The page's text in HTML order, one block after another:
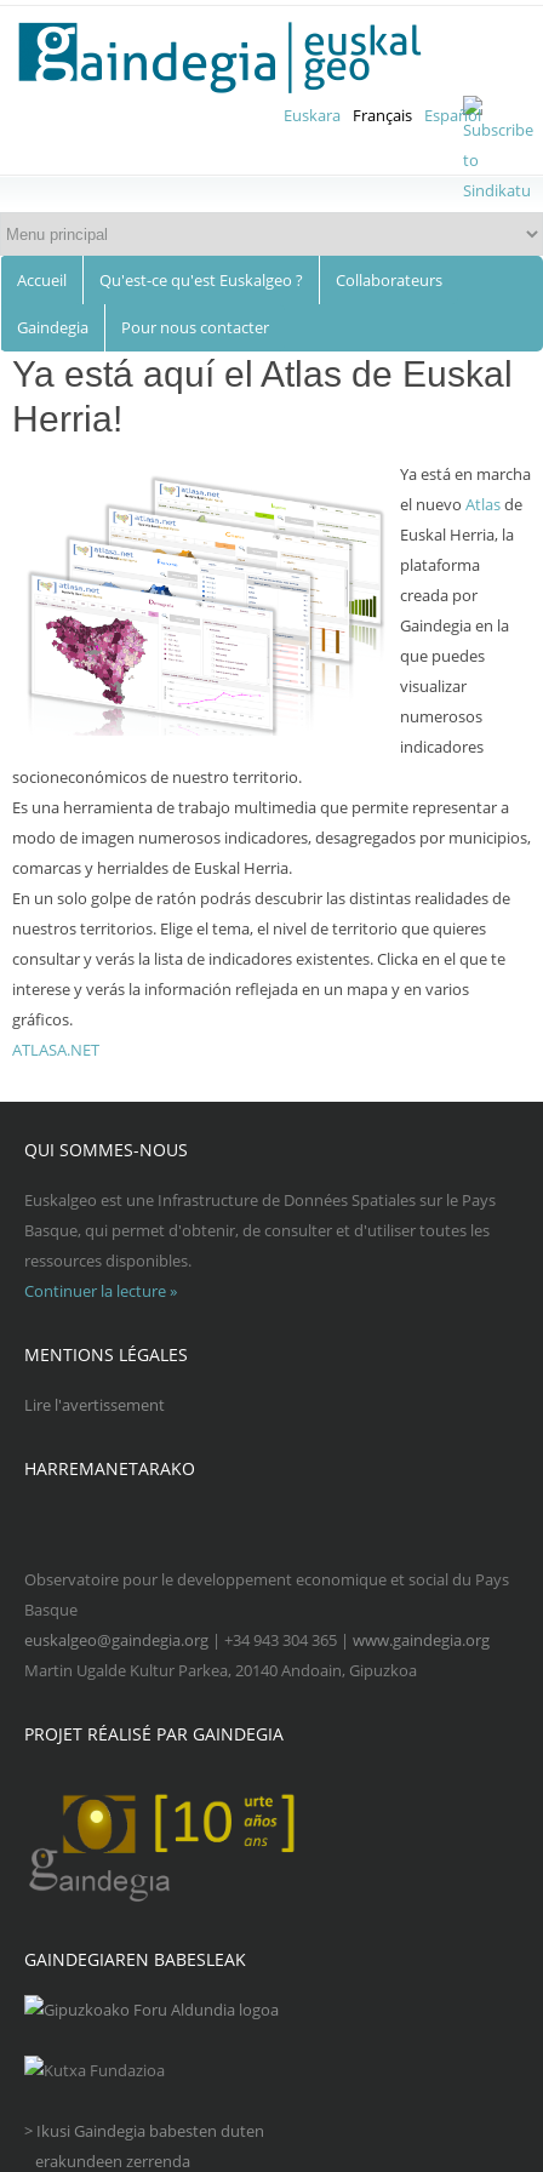
contenu
principal
Euskalgeo
Euskara Français Español
Accueil Qu'est-ce qu'est Euskalgeo ? Collaborateurs
Gaindegia Pour nous contacter
Ya está aquí el Atlas de Euskal
Herria!
Ya está en marcha
el nuevo Atlasde
Euskal Herria, la
plataforma
creada por
Gaindegia en la
que puedes
visualizar
numerosos
indicadores
socioneconómicos de nuestro territorio.
Es una herramienta de trabajo multimedia que permite representar a
modo de imagen numerosos indicadores, desagregados por municipios,
comarcas y herrialdes de Euskal Herria.
En un solo golpe de ratón podrás descubrir las distintas realidades de
nuestros territorios. Elige el tema, el nivel de territorio que quieres
consultar y verás la lista de indicadores existentes. Clicka en el que te
interese y verás la información reflejada en un mapa y en varios
gráficos.
ATLASA.NET
QUI SOMMES-NOUS
Euskalgeo est une Infrastructure de Données Spatiales sur le Pays
Basque, qui permet d'obtenir, de consulter et d'utiliser toutes les
ressources disponibles.
Continuer la lecture »
MENTIONS LÉGALES
Lire l'avertissement
HARREMANETARAKO
Observatoire pour le developpement economique et social du Pays
Basque
euskalgeo@gaindegia.org | +34 943 304 365 | www.gaindegia.org
Martin Ugalde Kultur Parkea, 20140 Andoain, Gipuzkoa
PROJET RÉALISÉ PAR GAINDEGIA
GAINDEGIAREN BABESLEAK
> Ikusi Gaindegia babesten duten
erakundeen zerrenda